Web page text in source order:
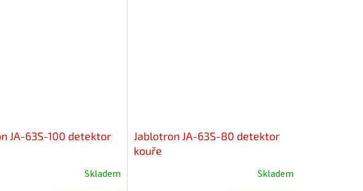
JA-63S-100 detektor
Skladem
Jablotron JA-63S-80 detektor
kouře
Skladem